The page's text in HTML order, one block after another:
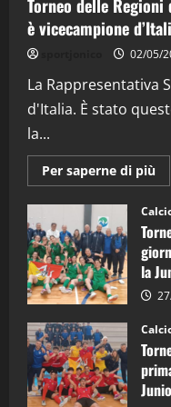
Torneo delle
è vicecampione
02/05/
La Rappresentativa
d'Italia. È stato
la...
Per saperne di più
di
a
5:
la
è
la